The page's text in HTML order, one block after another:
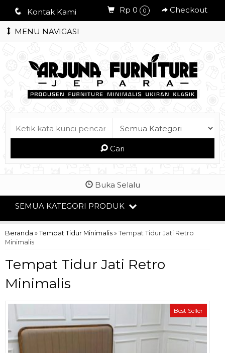
q Kontak Kami Rp 0 0 Checkout
MENU NAVIGASI
Cari
Buka Selalu
SEMUA KATEGORI PRODUK
Beranda » Tempat Tidur Minimalis » Tempat Tidur Jati Retro
Minimalis
Tempat Tidur Jati Retro
Minimalis
Best Seller